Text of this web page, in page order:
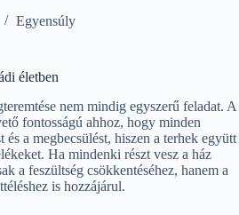
Egyensúly
életben
nem mindig egyszerű feladat. A
fontosságú ahhoz, hogy minden
és a megbecsülést, hiszen a terhek együtt
Ha mindenki részt vesz a ház
a feszültség csökkentéséhez, hanem a
is hozzájárul.